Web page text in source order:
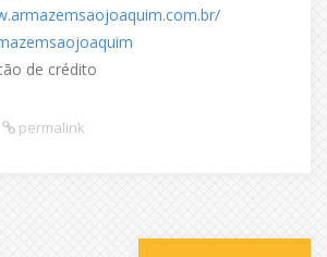
de crédito
permalink